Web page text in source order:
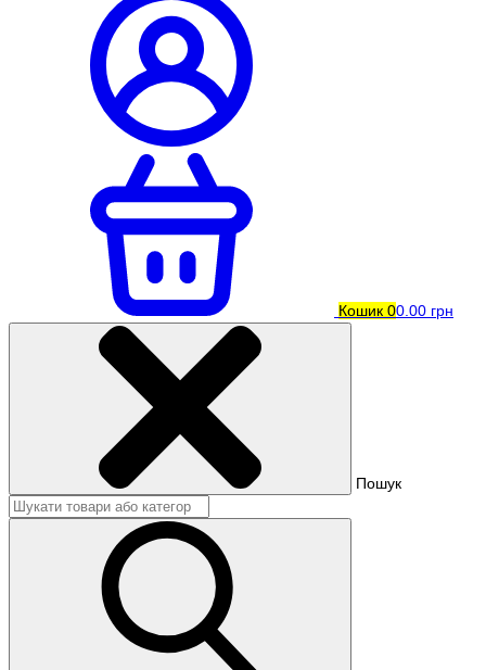
Кошик 00.00 грн
Пошук